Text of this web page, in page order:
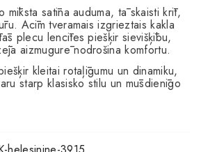
mīksta satīna auduma, tā skaisti krīt,
Acīm tveramais izgrieztais kakla
plecu lencītes piešķir sievišķību,
aizmugurē nodrošina komfortu.
kleitai rotaļīgumu un dinamiku,
starp klasisko stilu un mūsdienīgo